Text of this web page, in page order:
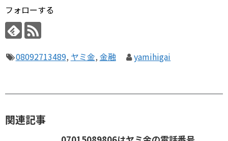
フォローする
08092713489, ヤミ金, 金融 yamihigai
関連記事